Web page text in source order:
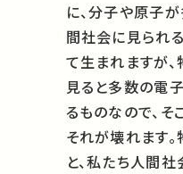
に、分子や原子
間社会に見られ
て生まれますが
見ると多数の電
るものなので、
それが壊れます
と、私たち人間